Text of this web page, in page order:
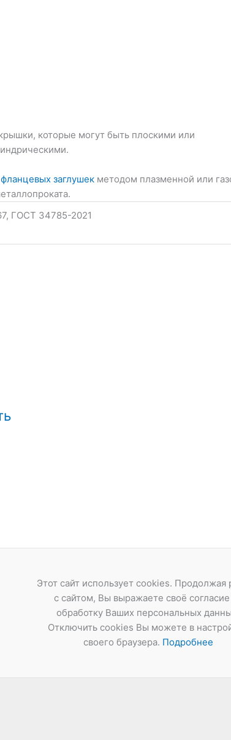
которые могут быть плоскими или
фланцевых заглушек методом плазменной или
ГОСТ 34785-2021
Этот сайт использует cookies. Продолжая
с сайтом, Вы выражаете своё
обработку Ваших персональных
Отключить cookies Вы можете в
своего браузера. Подробнее